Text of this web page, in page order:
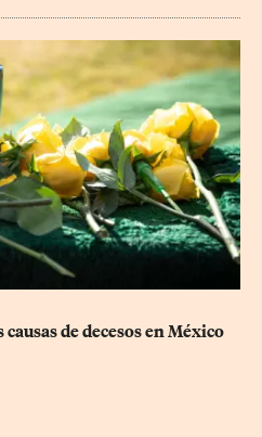
de decesos en México